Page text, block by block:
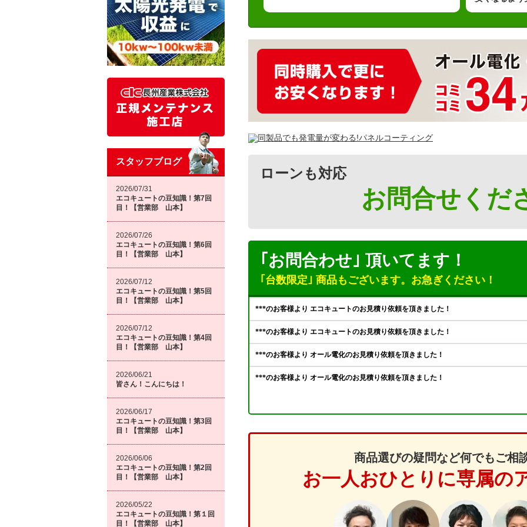
スタッフブログ
2026/07/31
エコキュートの豆知識！第7回
目！【営業部 山本】
2026/07/26
エコキュートの豆知識！第6回
目！【営業部 山本】
2026/07/12
エコキュートの豆知識！第5回
目！【営業部 山本】
2026/07/12
エコキュートの豆知識！第4回
目！【営業部 山本】
2026/06/21
皆さん！こんにちは！
2026/06/17
エコキュートの豆知識！第3回
目！【営業部 山本】
2026/06/06
エコキュートの豆知識！第2回
目！【営業部 山本】
2026/05/22
エコキュートの豆知識！第１回
目！【営業部 山本】
ローンも対応
お問合せくだ
｢お問合わせ｣ 頂いてます！
｢台数限定｣ 商品もございます。 お急ぎください！
商品選びの疑問など何でもご相
お一人おひとりに専属の